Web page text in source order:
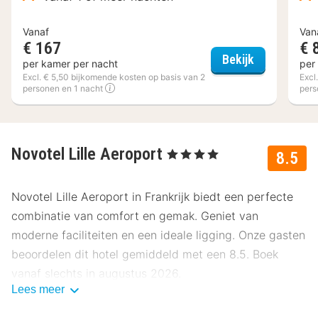
Vanaf
€ 167
per kamer per nacht
Excl. € 5,50 bijkomende kosten op basis van 2
personen en 1 nacht
Bekijk Hotel
€
per
8.5
Novotel Lille Aeroport , 4 Sterren
Novotel Lille Aeroport in Frankrijk biedt een perfecte
combinatie van comfort en gemak. Geniet van
moderne faciliteiten en een ideale ligging. Onze gasten
beoordelen dit hotel gemiddeld met een 8.5. Boek
vanaf slechts in augustus 2026.
Lees meer